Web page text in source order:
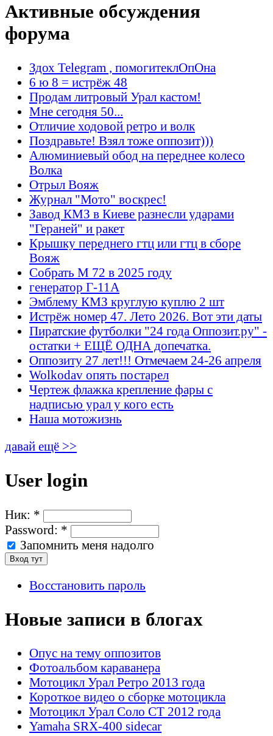
Активные обсуждения
форума
Здох Telegram , помогитеклОпОна
6 ю 8 = истрёж 48
Продам литровый Урал кастом!
Мне сегодня 50...
Отличие ходовой ретро и волк
Поздравьте! Взял тоже оппозит)))
Алюминиевый обод на переднее колесо
Волка
Отрыл Вояж
Журнал "Мото" воскрес!
Завод КМЗ в Киеве разнесли ударами
"Гераней" и ракет
Крышку переднего гтц или гтц в сборе
Вояж
Собрать М 72 в 2025 году
генератор Г-11А
Эмблему КМЗ круглую куплю 2 шт
Истрёж номер 47. Лето 2026. Вот эти даты
Пиратские футболки "24 года Оппозит.ру" -
остатки + ЕЩЁ ОДНА допечатка.
Оппозиту 27 лет!!! Отмечаем 24-26 апреля
Wolkodav опять постарел
Чертеж флажка крепление фары с
надписью урал у кого есть
Наша мотожизнь
давай ещё >>
User login
Ник: *
Password: *
Запомнить меня надолго
Восстановить пароль
Новые записи в блогах
Опус на тему оппозитов
Фотоальбом караванера
Мотоцикл Урал Ретро 2013 года
Короткое видео о сборке мотоцикла
Мотоцикл Урал Соло СТ 2012 года
Yamaha SRX-400 sidecar